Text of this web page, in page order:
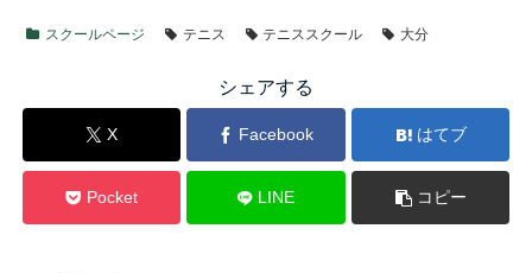
スクールページ テニス テニススクール 大分
シェアする
X Facebook はてブ
Pocket LINE コピー